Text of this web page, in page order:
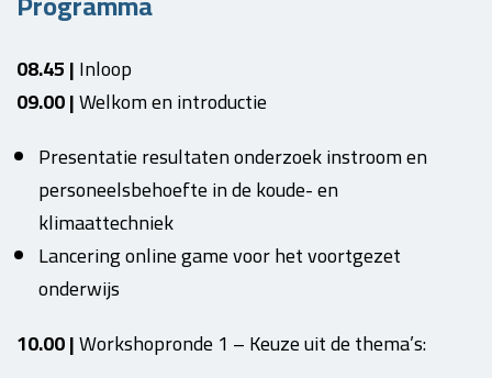
08.45 |Inloop
09.00 |Welkom en introductie
Presentatie resultaten onderzoek instroom en
personeelsbehoefte in de koude- en
klimaattechniek
Lancering online game voor het voortgezet
onderwijs
10.00 |Workshopronde 1 – Keuze uit de thema’s: